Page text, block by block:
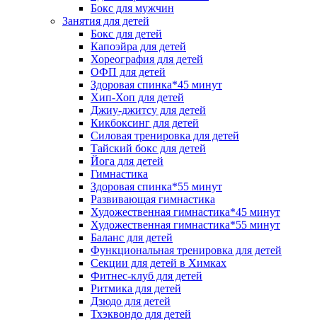
Бокс для мужчин
Занятия для детей
Бокс для детей
Капоэйра для детей
Хореография для детей
ОФП для детей
Здоровая спинка*45 минут
Хип-Хоп для детей
Джиу-джитсу для детей
Кикбоксинг для детей
Силовая тренировка для детей
Тайский бокс для детей
Йога для детей
Гимнастика
Здоровая спинка*55 минут
Развивающая гимнастика
Художественная гимнастика*45 минут
Художественная гимнастика*55 минут
Баланс для детей
Функциональная тренировка для детей
Секции для детей в Химках
Фитнес-клуб для детей
Ритмика для детей
Дзюдо для детей
Тхэквондо для детей